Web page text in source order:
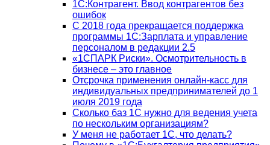
1С:Контрагент. Ввод контрагентов без
ошибок
С 2018 года прекращается поддержка
программы 1С:Зарплата и управление
персоналом в редакции 2.5
«1СПАРК Риски». Осмотрительность в
бизнесе – это главное
Отсрочка применения онлайн-касс для
индивидуальных предпринимателей до 1
июля 2019 года
Сколько баз 1C нужно для ведения учета
по нескольким организациям?
У меня не работает 1С, что делать?